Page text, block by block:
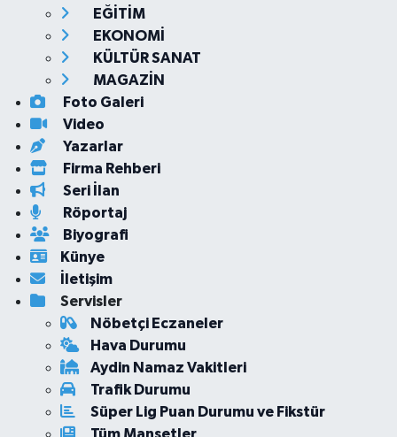
EĞİTİM
EKONOMİ
KÜLTÜR SANAT
MAGAZİN
Foto Galeri
Video
Yazarlar
Firma Rehberi
Seri İlan
Röportaj
Biyografi
Künye
İletişim
Servisler
Nöbetçi Eczaneler
Hava Durumu
Aydin Namaz Vakitleri
Trafik Durumu
Süper Lig Puan Durumu ve Fikstür
Tüm Manşetler